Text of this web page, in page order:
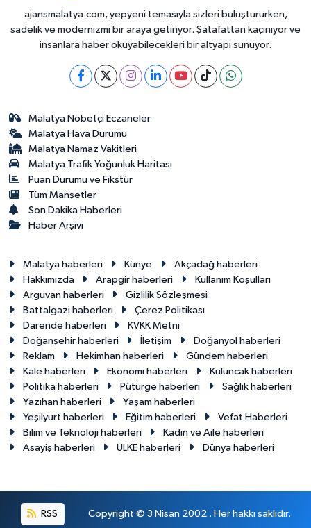
ajansmalatya.com, yepyeni temasıyla sizleri buluştururken,
sadelik ve modernizmi bir araya getiriyor. Şatafattan kaçınıyor ve
insanlara haber okuyabilecekleri bir altyapı sunuyor.
Malatya Nöbetçi Eczaneler
Malatya Hava Durumu
Malatya Namaz Vakitleri
Malatya Trafik Yoğunluk Haritası
Puan Durumu ve Fikstür
Tüm Manşetler
Son Dakika Haberleri
Haber Arşivi
Malatya haberleri Künye
Akçadağ haberleri
Hakkımızda
Arapgir haberleri
Kullanım Koşulları
Arguvan haberleri
Gizlilik Sözleşmesi
Battalgazi haberleri
Çerez Politikası
Darende haberleri
KVKK Metni
Doğanşehir haberleri
İletişim
Doğanyol haberleri
Reklam
Hekimhan haberleri
Gündem haberleri
Kale haberleri
Ekonomi haberleri
Kuluncak haberleri
Politika haberleri
Pütürge haberleri
Sağlık haberleri
Yazıhan haberleri
Yaşam haberleri
Yeşilyurt haberleri
Eğitim haberleri
Vefat Haberleri
Bilim ve Teknoloji haberleri
Kadın ve Aile haberleri
Asayiş haberleri
ÜLKE haberleri Dünya haberleri
RSS Copyright © 3 Nisan 2002 . Her hakkı saklıdır.